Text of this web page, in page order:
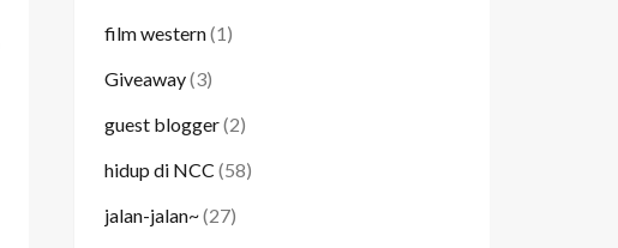
film western(1)
Giveaway(3)
guest blogger(2)
hidup di NCC (58)
jalan-jalan~(27)